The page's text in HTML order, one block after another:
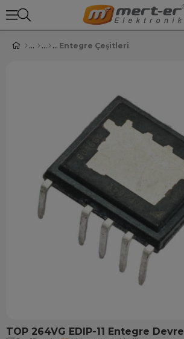
Entegre Çeşitleri
TOP 264VG EDIP-11 Entegre Devre